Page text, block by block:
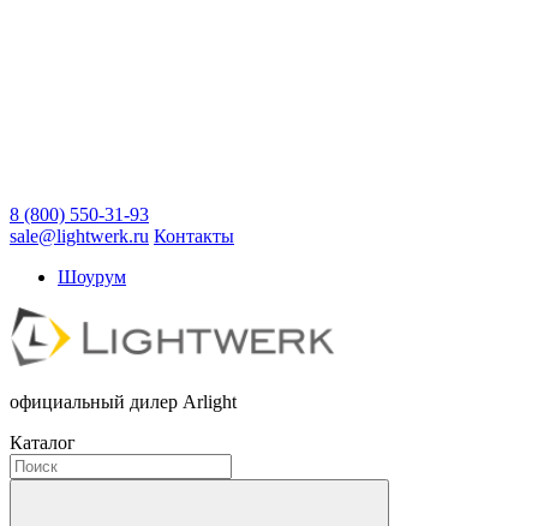
8 (800) 550-31-93
sale@lightwerk.ru Контакты
Шоурум
официальный дилер Arlight
Каталог